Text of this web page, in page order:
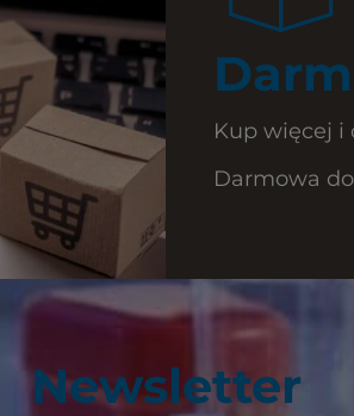
Kup więcej i
Darmowa
Newsletter